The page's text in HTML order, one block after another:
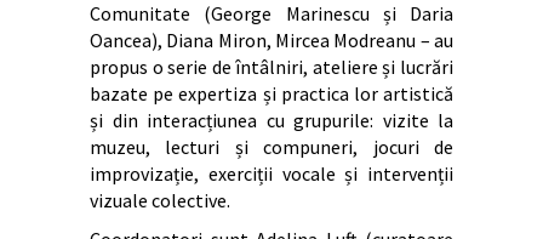
Comunitate (George Marinescu și Daria
Oancea), Diana Miron, Mircea Modreanu – au
propus o serie de întâlniri, ateliere și lucrări
bazate pe expertiza și practica lor artistică
și din interacțiunea cu grupurile: vizite la
muzeu, lecturi și compuneri, jocuri de
improvizație, exerciții vocale și intervenții
vizuale colective.